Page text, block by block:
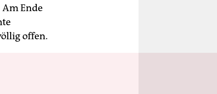
Ende
offen.